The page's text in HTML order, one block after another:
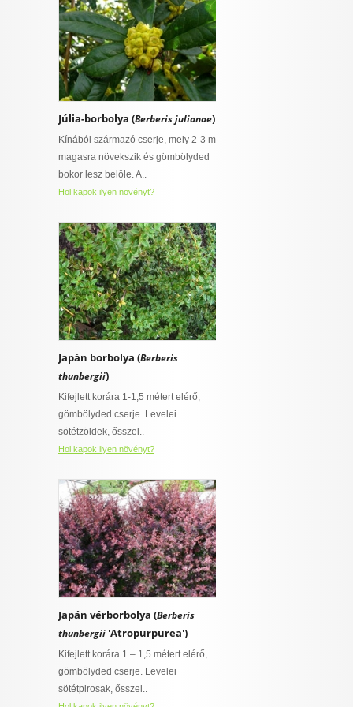
Júlia-borbolya (Berberis julianae)
Kínából származó cserje, mely 2-3 m
magasra növekszik és gömbölyded
bokor lesz belőle. A..
Hol kapok ilyen növényt?
Japán borbolya (Berberis
thunbergii)
Kifejlett korára 1-1,5 métert elérő,
gömbölyded cserje. Levelei
sötétzöldek, ősszel..
Hol kapok ilyen növényt?
Japán vérborbolya (Berberis
thunbergii'Atropurpurea')
Kifejlett korára 1 – 1,5 métert elérő,
gömbölyded cserje. Levelei
sötétpirosak, ősszel..